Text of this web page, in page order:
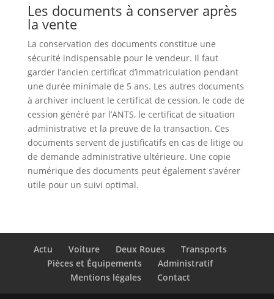
Les documents à conserver après
la vente
La conservation des documents constitue une
sécurité indispensable pour le vendeur. Il faut
garder l’ancien certificat d’immatriculation pendant
une durée minimale de 5 ans. Les autres documents
à archiver incluent le certificat de cession, le code de
cession généré par l’ANTS, le certificat de situation
administrative et la preuve de la transaction. Ces
documents servent de justificatifs en cas de litige ou
de demande administrative ultérieure. Une copie
numérique des documents peut également s’avérer
utile pour un suivi optimal.
Actu Voiture Deux Roues
Transports
Pièces et Équipements
Administratif
Mentions légales
Contact